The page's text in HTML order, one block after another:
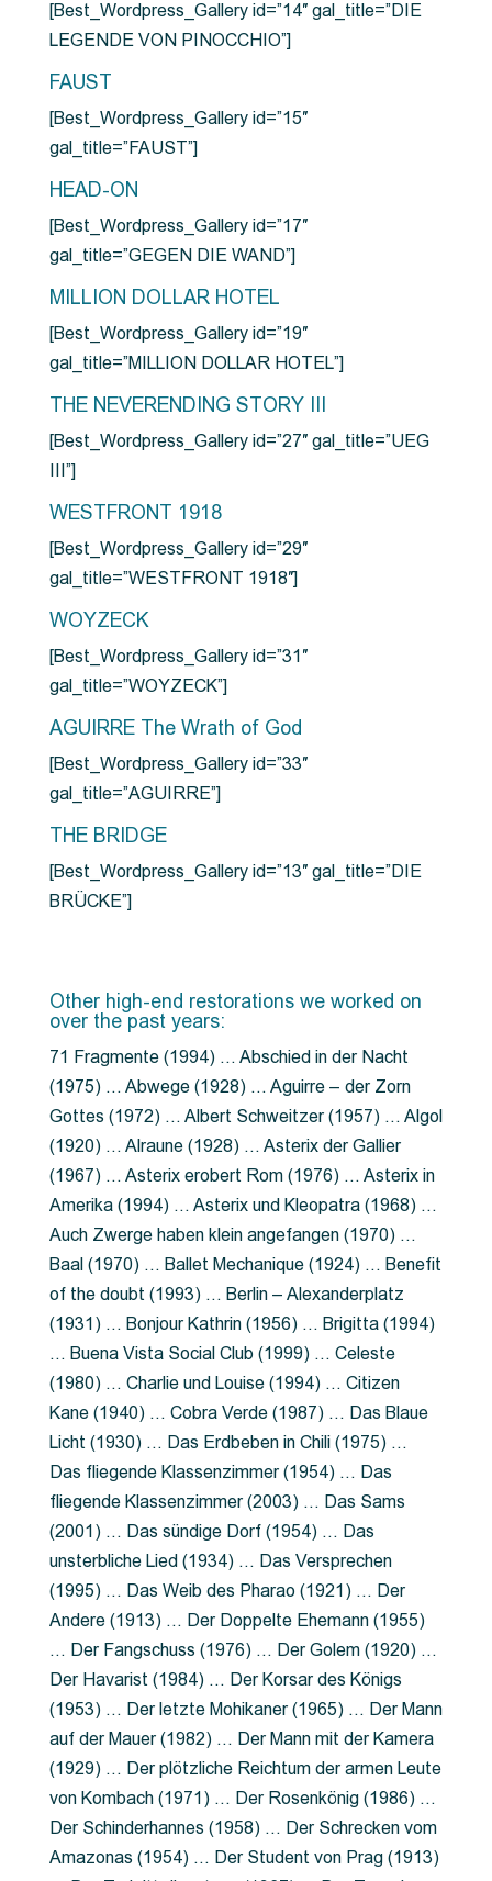
[Best_Wordpress_Gallery id=”14″ gal_title=”DIE
LEGENDE VON PINOCCHIO”]
FAUST
[Best_Wordpress_Gallery id=”15″
gal_title=”FAUST”]
HEAD-ON
[Best_Wordpress_Gallery id=”17″
gal_title=”GEGEN DIE WAND”]
MILLION DOLLAR HOTEL
[Best_Wordpress_Gallery id=”19″
gal_title=”MILLION DOLLAR HOTEL”]
THE NEVERENDING STORY III
[Best_Wordpress_Gallery id=”27″ gal_title=”UEG
III”]
WESTFRONT 1918
[Best_Wordpress_Gallery id=”29″
gal_title=”WESTFRONT 1918″]
WOYZECK
[Best_Wordpress_Gallery id=”31″
gal_title=”WOYZECK”]
AGUIRRE The Wrath of God
[Best_Wordpress_Gallery id=”33″
gal_title=”AGUIRRE”]
THE BRIDGE
[Best_Wordpress_Gallery id=”13″ gal_title=”DIE
BRÜCKE”]
Other high-end restorations we worked on
over the past years:
71 Fragmente (1994) … Abschied in der Nacht
(1975) … Abwege (1928) … Aguirre – der Zorn
Gottes (1972) … Albert Schweitzer (1957) … Algol
(1920) … Alraune (1928) … Asterix der Gallier
(1967) … Asterix erobert Rom (1976) … Asterix in
Amerika (1994) … Asterix und Kleopatra (1968) …
Auch Zwerge haben klein angefangen (1970) …
Baal (1970) … Ballet Mechanique (1924) … Benefit
of the doubt (1993) … Berlin – Alexanderplatz
(1931) … Bonjour Kathrin (1956) … Brigitta (1994)
… Buena Vista Social Club (1999) … Celeste
(1980) … Charlie und Louise (1994) … Citizen
Kane (1940) … Cobra Verde (1987) … Das Blaue
Licht (1930) … Das Erdbeben in Chili (1975) …
Das fliegende Klassenzimmer (1954) … Das
fliegende Klassenzimmer (2003) … Das Sams
(2001) … Das sündige Dorf (1954) … Das
unsterbliche Lied (1934) … Das Versprechen
(1995) … Das Weib des Pharao (1921) … Der
Andere (1913) … Der Doppelte Ehemann (1955)
… Der Fangschuss (1976) … Der Golem (1920) …
Der Havarist (1984) … Der Korsar des Königs
(1953) … Der letzte Mohikaner (1965) … Der Mann
auf der Mauer (1982) … Der Mann mit der Kamera
(1929) … Der plötzliche Reichtum der armen Leute
von Kombach (1971) … Der Rosenkönig (1986) …
Der Schinderhannes (1958) … Der Schrecken vom
Amazonas (1954) … Der Student von Prag (1913)